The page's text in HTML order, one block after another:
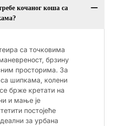
кочаног коша са
са точковима
брзину
просторима. За
шипкама, колени
брже кретати на
и мање је
постојеће
за урбана